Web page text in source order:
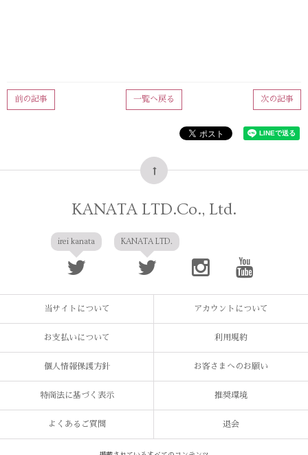
次の記事
一覧へ戻る
前の記事
KANATA LTD.Co., Ltd.
irei kanata KANATA LTD.
当サイトについて アカウントについて
お支払いについて 利用規約
個人情報保護方針 お客さまへのお願い
特商法に基づく表示 推奨環境
よくあるご質問 退会